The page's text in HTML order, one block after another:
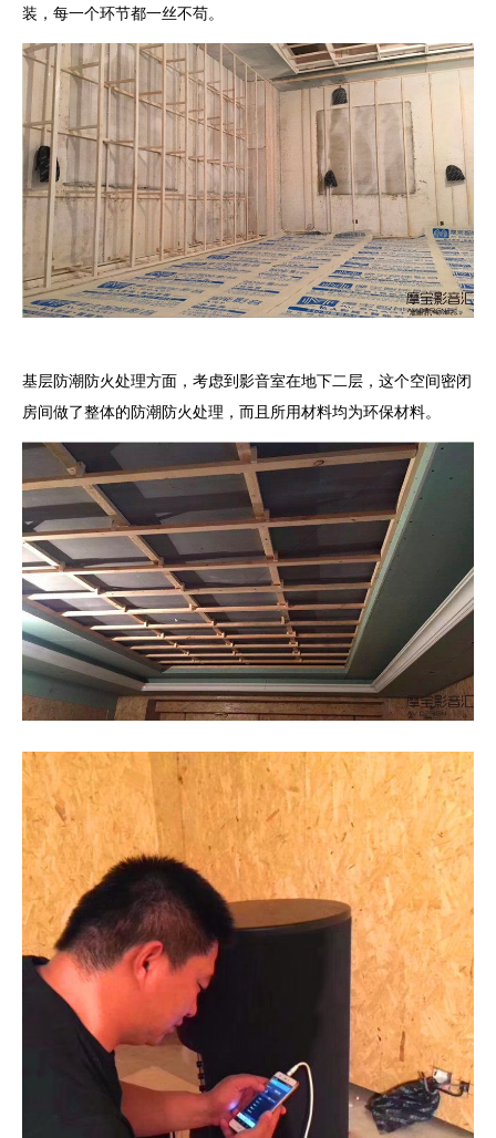
装，每一个环节都一丝不苟。
基层防潮防火处理方面，考虑到影音室在地下二层，这个空间密闭
房间做了整体的防潮防火处理，而且所用材料均为环保材料。